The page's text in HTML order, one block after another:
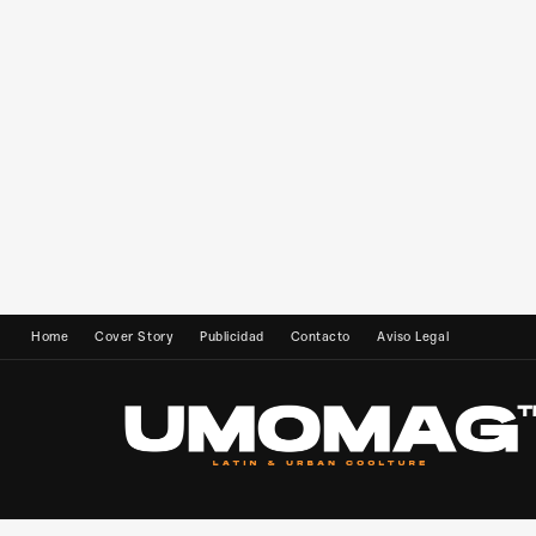
Home Cover Story Publicidad Contacto Aviso Legal